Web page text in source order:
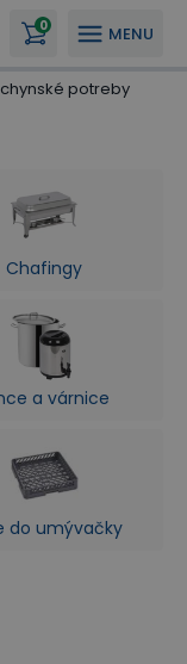
MENU
0
potreby
Chafingy
a várnice
do umývačky